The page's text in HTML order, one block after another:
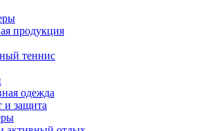
продукция
теннис
одежда
и защита